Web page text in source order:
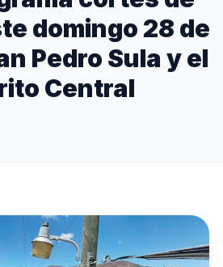
domingo 28 de
Pedro Sula y el
Central